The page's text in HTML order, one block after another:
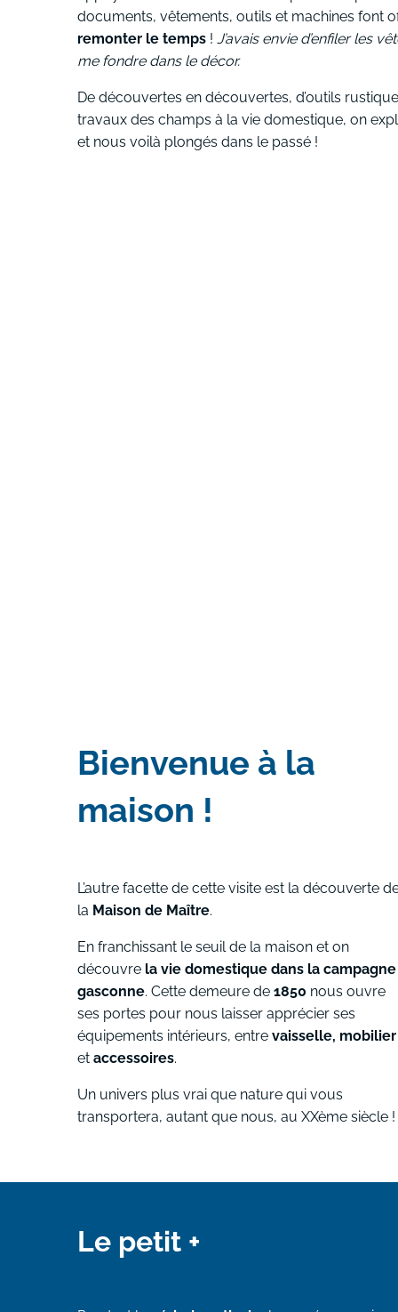
documents, vêtements, outils et machines font
remonter le temps ! J’avais envie d’enfiler les
me fondre dans le décor.
De découvertes en découvertes, d’outils
travaux des champs à la vie domestique, on
et nous voilà plongés dans le passé !
Bienvenue à la
maison !
L’autre facette de cette visite est la découverte
la Maison de Maître.
En franchissant le seuil de la maison et on
découvre la vie domestique dans la campagne
gasconne. Cette demeure de 1850 nous ouvre
ses portes pour nous laisser apprécier ses
équipements intérieurs, entre vaisselle, mobilier
et accessoires.
Un univers plus vrai que nature qui vous
transportera, autant que nous, au XXème siècle !
Le petit +